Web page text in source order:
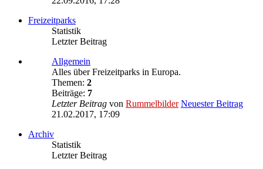
Freizeitparks
Statistik
Letzter Beitrag
Allgemein
Alles über Freizeitparks in Europa.
Themen: 2
Beiträge: 7
Letzter Beitrag von Rummelbilder Neuester Beitrag
21.02.2017, 17:09
Archiv
Statistik
Letzter Beitrag